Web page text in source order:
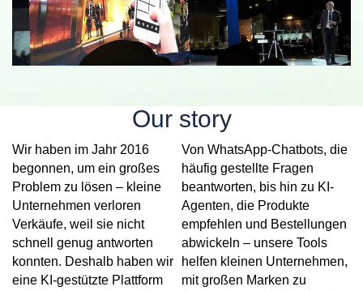
Our story
Wir haben im Jahr 2016
begonnen, um ein großes
Problem zu lösen – kleine
Unternehmen verloren
Verkäufe, weil sie nicht
schnell genug antworten
konnten. Deshalb haben wir
eine KI-gestützte Plattform
Von WhatsApp-Chatbots, die
häufig gestellte Fragen
beantworten, bis hin zu KI-
Agenten, die Produkte
empfehlen und Bestellungen
abwickeln – unsere Tools
helfen kleinen Unternehmen,
mit großen Marken zu